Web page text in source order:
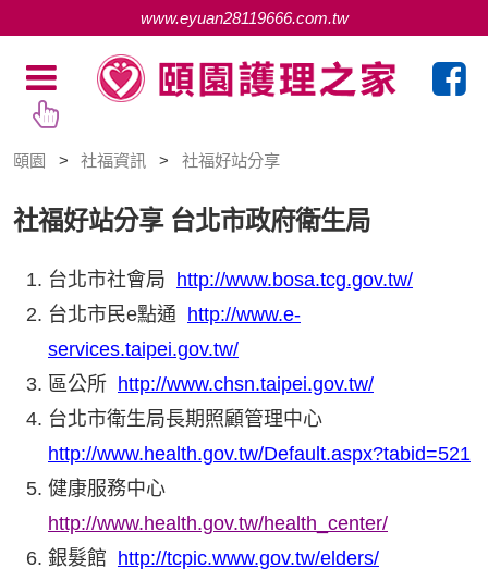
www.eyuan28119666.com.tw
頤園 社福資訊 社福好站分享
社福好站分享 台北市政府衛生局
台北市社會局 http://www.bosa.tcg.gov.tw/
台北市民e點通 http://www.e-
services.taipei.gov.tw/
區公所 http://www.chsn.taipei.gov.tw/
台北市衛生局長期照顧管理中心
http://www.health.gov.tw/Default.aspx?tabid=521
健康服務中心
http://www.health.gov.tw/health_center/
銀髮館 http://tcpic.www.gov.tw/elders/